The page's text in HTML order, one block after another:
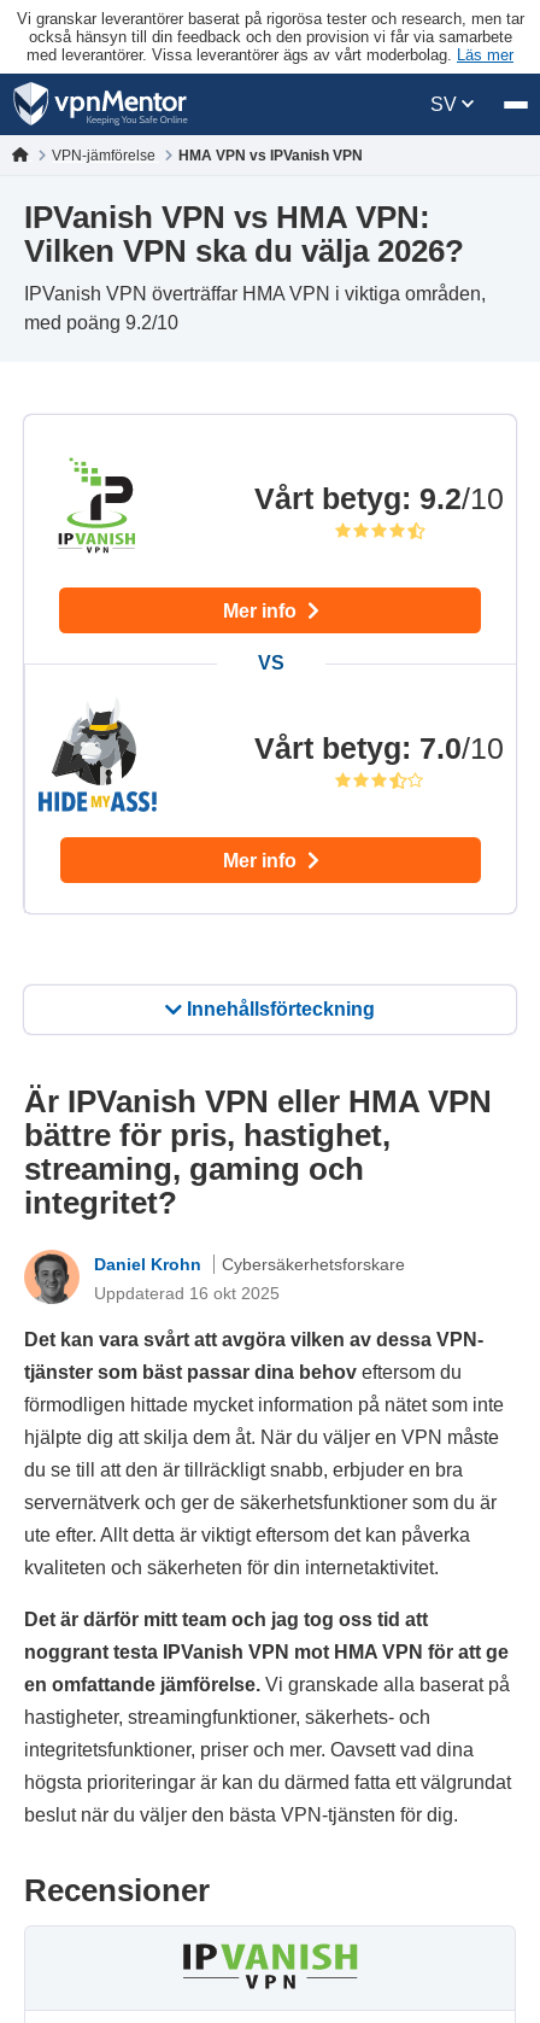
Vi granskar leverantörer baserat på rigorösa tester och research, men tar
också hänsyn till din feedback och den provision vi får via samarbete
med leverantörer. Vissa leverantörer ägs av vårt moderbolag. Läs mer
SV
VPN-jämförelse HMA VPN vs IPVanish VPN
IPVanish VPN vs HMA VPN:
Vilken VPN ska du välja 2026?
IPVanish VPN överträffar HMA VPN i viktiga områden,
med poäng 9.2/10
Innehållsförteckning
Vårt betyg: 9.2/10
Mer info
Vårt betyg: 7.0/10
Mer info
Är IPVanish VPN eller HMA VPN
bättre för pris, hastighet,
streaming, gaming och
integritet?
Daniel Krohn
Cybersäkerhetsforskare
Uppdaterad 16 okt 2025
Det kan vara svårt att avgöra vilken av dessa VPN-
tjänster som bäst passar dina behov eftersom du
förmodligen hittade mycket information på nätet som inte
hjälpte dig att skilja dem åt. När du väljer en VPN måste
du se till att den är tillräckligt snabb, erbjuder en bra
servernätverk och ger de säkerhetsfunktioner som du är
ute efter. Allt detta är viktigt eftersom det kan påverka
kvaliteten och säkerheten för din internetaktivitet.
Det är därför mitt team och jag tog oss tid att
noggrant testa IPVanish VPN mot HMA VPN för att ge
en omfattande jämförelse. Vi granskade alla baserat på
hastigheter, streamingfunktioner, säkerhets- och
integritetsfunktioner, priser och mer. Oavsett vad dina
högsta prioriteringar är kan du därmed fatta ett välgrundat
beslut när du väljer den bästa VPN-tjänsten för dig.
Recensioner